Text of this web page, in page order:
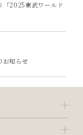
「2025東武ワールド
知らせ